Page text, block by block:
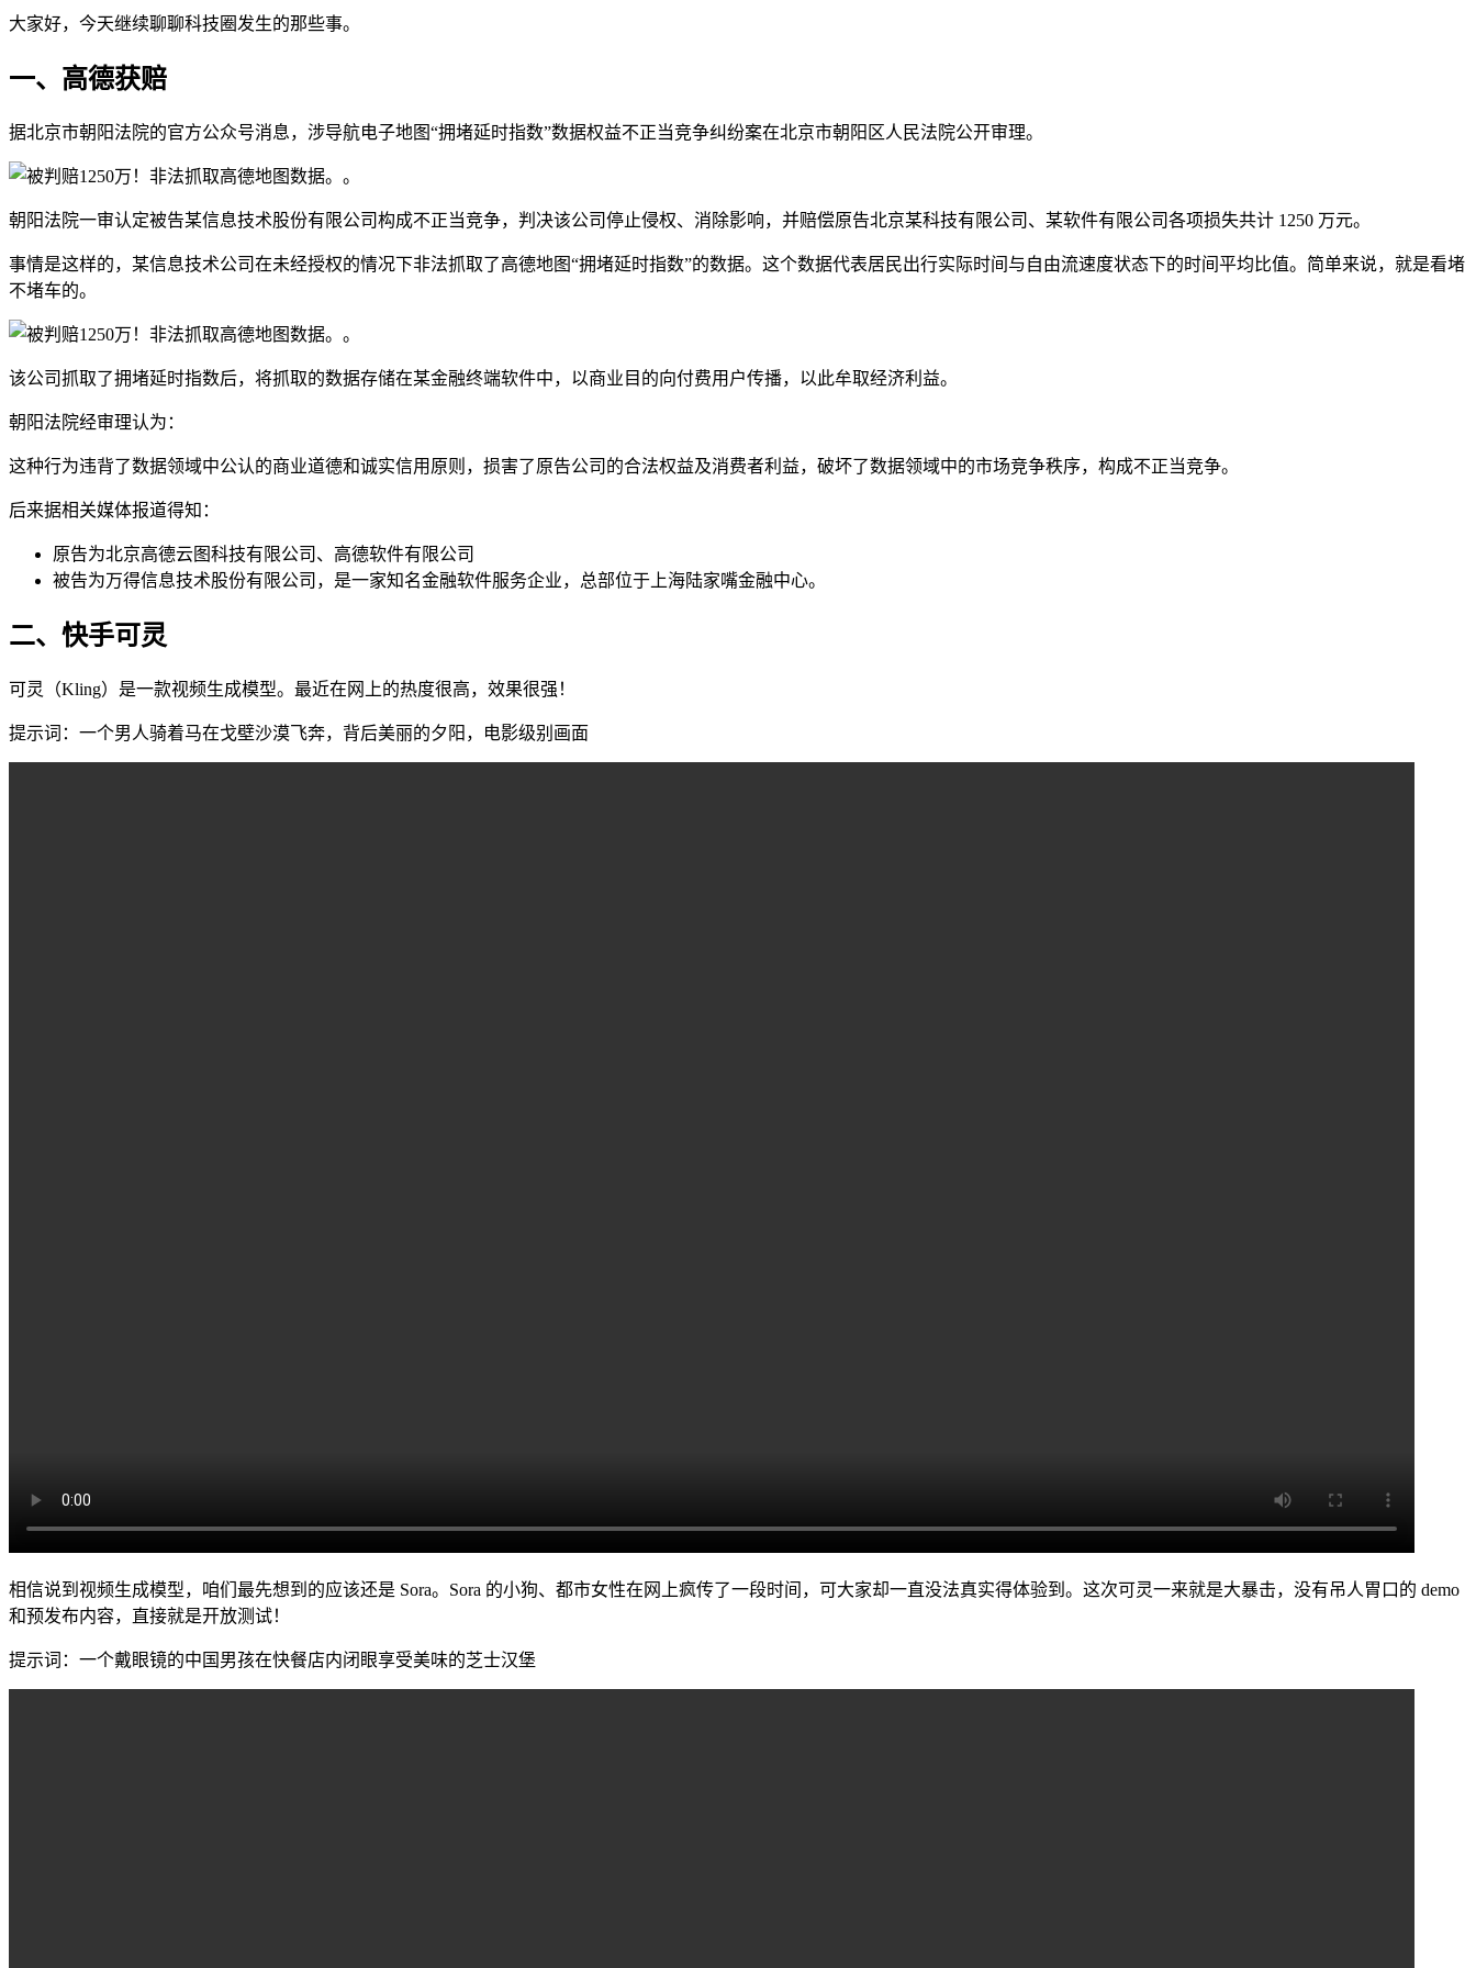
大家好，今天继续聊聊科技圈发生的那些事。
一、高德获赔
据北京市朝阳法院的官方公众号消息，涉导航电子地图“拥堵延时指数”数据权益不正当竞争纠纷案在北京市朝阳区人民法院公开审理。
朝阳法院一审认定被告某信息技术股份有限公司构成不正当竞争，判决该公司停止侵权、消除影响，并赔偿原告北京某科技有限公司、某软件有限公司各项损失共计 1250 万元。
事情是这样的，某信息技术公司在未经授权的情况下非法抓取了高德地图“拥堵延时指数”的数据。这个数据代表居民出行实际时间与自由流速度状态下的时间平均比值。简单来说，就是看堵
不堵车的。
该公司抓取了拥堵延时指数后，将抓取的数据存储在某金融终端软件中，以商业目的向付费用户传播，以此牟取经济利益。
朝阳法院经审理认为：
这种行为违背了数据领域中公认的商业道德和诚实信用原则，损害了原告公司的合法权益及消费者利益，破坏了数据领域中的市场竞争秩序，构成不正当竞争。
后来据相关媒体报道得知：
原告为北京高德云图科技有限公司、高德软件有限公司
被告为万得信息技术股份有限公司，是一家知名金融软件服务企业，总部位于上海陆家嘴金融中心。
二、快手可灵
可灵（Kling）是一款视频生成模型。最近在网上的热度很高，效果很强！
提示词：一个男人骑着马在戈壁沙漠飞奔，背后美丽的夕阳，电影级别画面
相信说到视频生成模型，咱们最先想到的应该还是 Sora。Sora 的小狗、都市女性在网上疯传了一段时间，可大家却一直没法真实得体验到。这次可灵一来就是大暴击，没有吊人胃口的 demo
和预发布内容，直接就是开放测试！
提示词：一个戴眼镜的中国男孩在快餐店内闭眼享受美味的芝士汉堡